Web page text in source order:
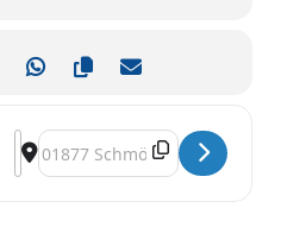
Address - Sommersonnenwende
Destination Address -